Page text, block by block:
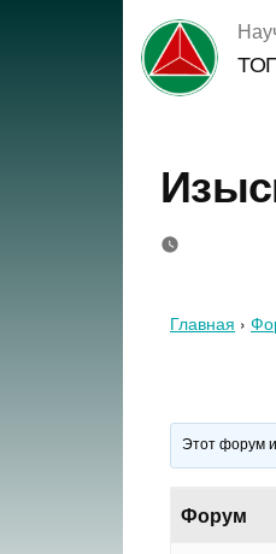
Перейти
содержимому
Главная ›
Этот форум
Форум